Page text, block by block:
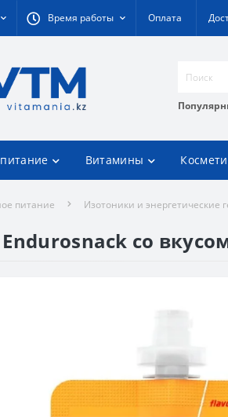
Время работы Оплата
Витамины
питание Изотоники и энергетические
со